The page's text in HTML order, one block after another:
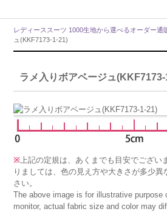
レディーススーツ 1000生地から選べるオーダー通
ュ(KKF7173-1-21)
ラメ入りボアベージュ(KKF7173-
※上記の定規は、あくまでも目安でござい
りましては、色の見え方や大きさが多少
さい。
The above image is for illustrative purpose
monitor, actual fabric size and color may